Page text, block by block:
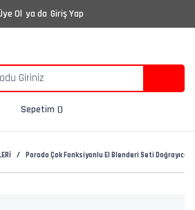
Ol ya da Giriş Yap
Sepetim
Porodo Çok Fonksiyonlu El Blenderi Seti Doğrayıcı ve